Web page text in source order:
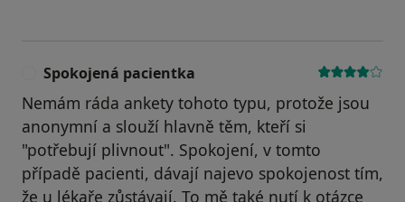
Spokojená pacientka
Nemám ráda ankety tohoto typu, protože jsou
anonymní a slouží hlavně těm, kteří si
"potřebují plivnout". Spokojení, v tomto
případě pacienti, dávají najevo spokojenost tím,
že u lékaře zůstávají. To mě také nutí k otázce